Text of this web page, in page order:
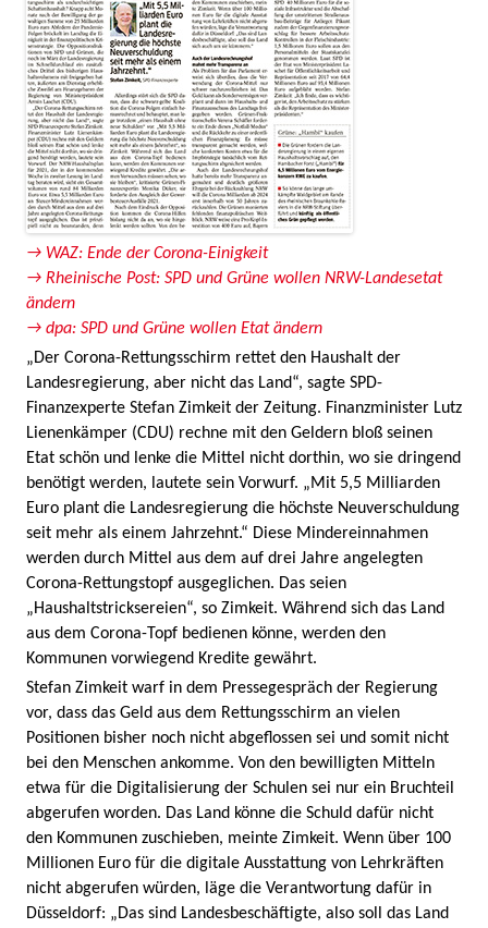
→ WAZ: Ende der Corona-Einigkeit
→ Rheinische Post: SPD und Grüne wollen NRW-Landesetat
ändern
→ dpa: SPD und Grüne wollen Etat ändern
„Der Corona-Rettungsschirm rettet den Haushalt der
Landesregierung, aber nicht das Land“, sagte SPD-
Finanzexperte Stefan Zimkeit der Zeitung. Finanzminister Lutz
Lienenkämper (CDU) rechne mit den Geldern bloß seinen
Etat schön und lenke die Mittel nicht dorthin, wo sie dringend
benötigt werden, lautete sein Vorwurf. „Mit 5,5 Milliarden
Euro plant die Landesregierung die höchste Neuverschuldung
seit mehr als einem Jahrzehnt.“ Diese Mindereinnahmen
werden durch Mittel aus dem auf drei Jahre angelegten
Corona-Rettungstopf ausgeglichen. Das seien
„Haushaltstricksereien“, so Zimkeit. Während sich das Land
aus dem Corona-Topf bedienen könne, werden den
Kommunen vorwiegend Kredite gewährt.
Stefan Zimkeit warf in dem Pressegespräch der Regierung
vor, dass das Geld aus dem Rettungsschirm an vielen
Positionen bisher noch nicht abgeflossen sei und somit nicht
bei den Menschen ankomme. Von den bewilligten Mitteln
etwa für die Digitalisierung der Schulen sei nur ein Bruchteil
abgerufen worden. Das Land könne die Schuld dafür nicht
den Kommunen zuschieben, meinte Zimkeit. Wenn über 100
Millionen Euro für die digitale Ausstattung von Lehrkräften
nicht abgerufen würden, läge die Verantwortung dafür in
Düsseldorf: „Das sind Landesbeschäftigte, also soll das Land